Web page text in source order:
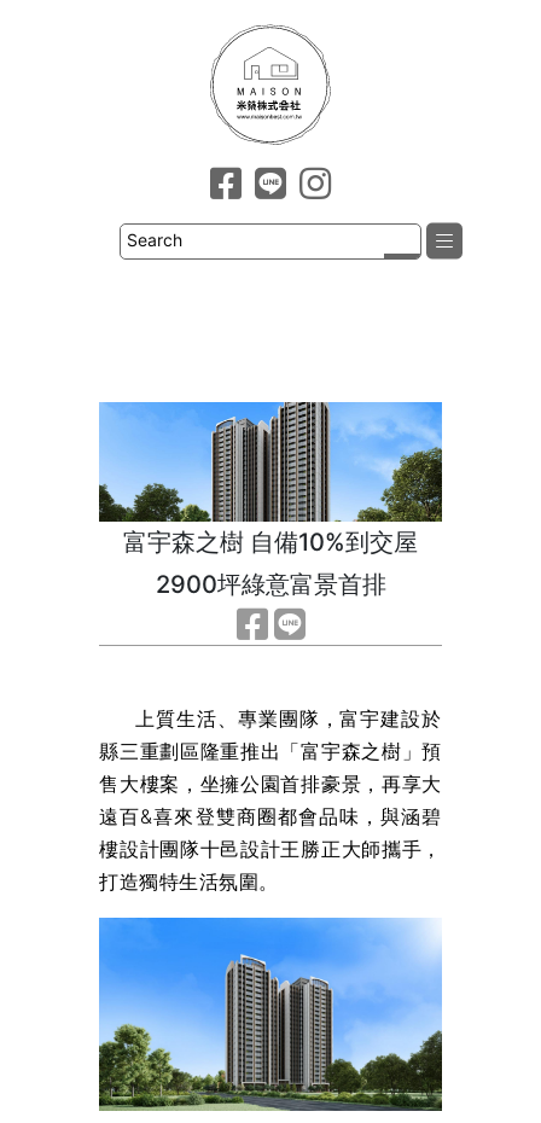
富宇森之樹 自備10%到交屋
2900坪綠意富景首排
上質生活、專業團隊，富宇建設於
縣三重劃區隆重推出「富宇森之樹」預
售大樓案，坐擁公園首排豪景，再享大
遠百&喜來登雙商圈都會品味，與涵碧
樓設計團隊十邑設計王勝正大師攜手，
打造獨特生活氛圍。